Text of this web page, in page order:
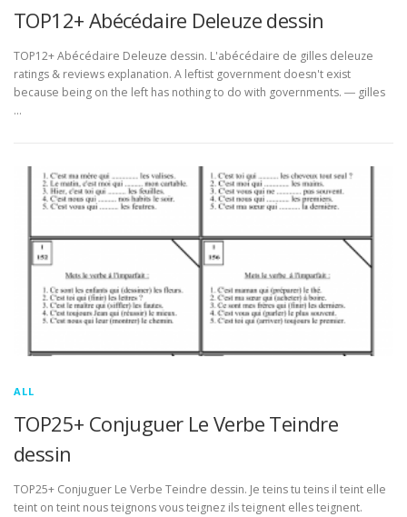
TOP12+ Abécédaire Deleuze dessin
TOP12+ Abécédaire Deleuze dessin. L'abécédaire de gilles deleuze
ratings & reviews explanation. A leftist government doesn't exist
because being on the left has nothing to do with governments. ― gilles
…
ALL
TOP25+ Conjuguer Le Verbe Teindre
dessin
TOP25+ Conjuguer Le Verbe Teindre dessin. Je teins tu teins il teint elle
teint on teint nous teignons vous teignez ils teignent elles teignent.